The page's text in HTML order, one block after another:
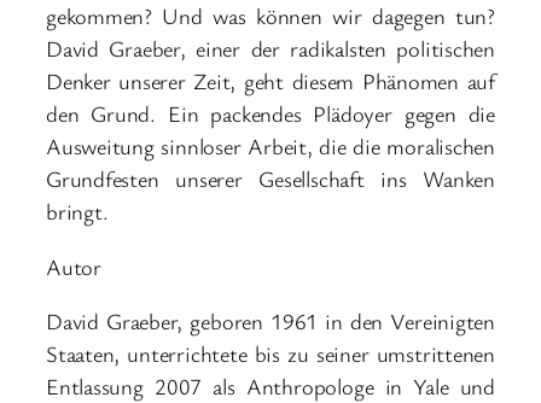
gekommen? Und was können wir dagegen tun?
David Graeber, einer der radikalsten politischen
Denker unserer Zeit, geht diesem Phänomen auf
den Grund. Ein packendes Plädoyer gegen die
Ausweitung sinnloser Arbeit, die die moralischen
Grundfesten unserer Gesellschaft ins Wanken
bringt.
Autor
David Graeber, geboren 1961 in den Vereinigten
Staaten, unterrichtete bis zu seiner umstrittenen
Entlassung 2007 als Anthropologe in Yale und